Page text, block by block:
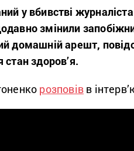
у вбивстві
змінили
домашній арешт,
стан здоров’я.
розповів в